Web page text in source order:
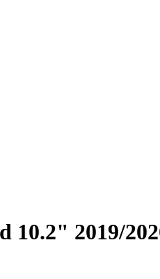
2019/